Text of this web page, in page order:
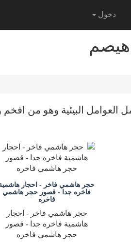
دخول
البيئية وهو من افخم
حجر هاشمي فاخر - احجار
فاخره جدا - قصور حجر هاشمي
فاخره
حجر هاشمي فاخر - احجار
هاشمية فاخره جدا - قصور
حجر هاشمي فاخره